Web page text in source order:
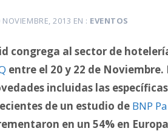
NOVIEMBRE, 2013 EN EVENTOS
congrega al sector de
entre el 20 y 22 de
incluidas las
de un estudio de BNP
en un 54% en